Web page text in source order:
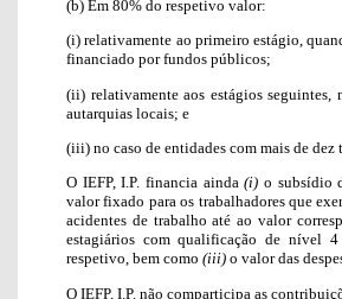
(b) Em 80% do respetivo valor:
(i) relativamente ao primeiro estágio,
financiado por fundos públicos;
(ii) relativamente aos estágios seguintes,
autarquias locais; e
(iii) no caso de entidades com mais de dez
O IEFP, I.P. financia ainda(i) o subsídio
valor fixado para os trabalhadores que
acidentes de trabalho até ao valor
estagiários com qualificação de nível
respetivo, bem como (iii) o valor das
O IEFP, I.P. não comparticipa as